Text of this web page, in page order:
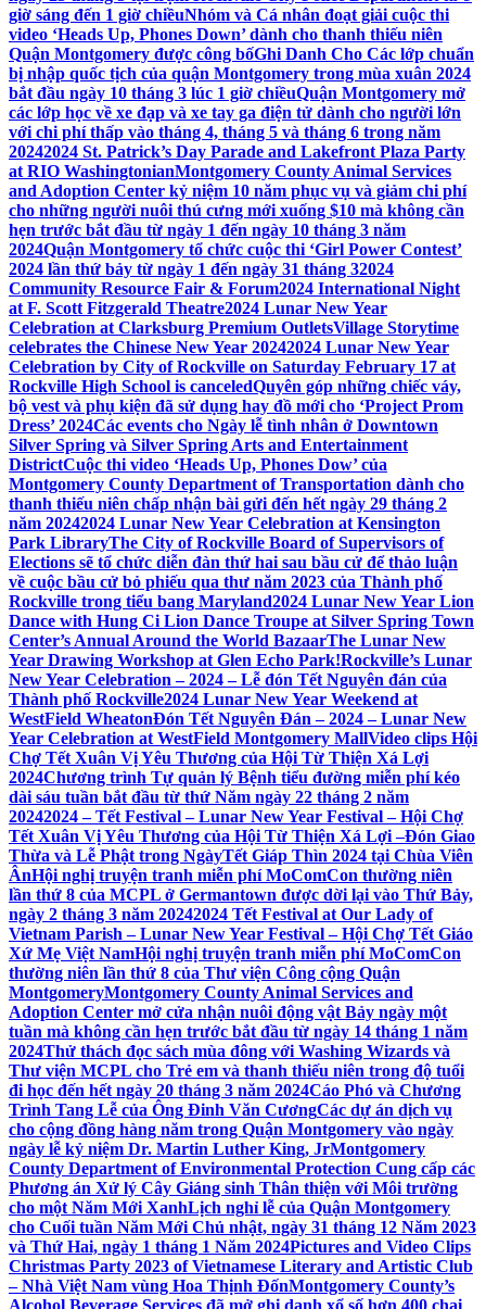
giờ sáng đến 1 giờ chiềuNhóm và Cá nhân đoạt giải cuộc thi
video ‘Heads Up, Phones Down’ dành cho thanh thiếu niên
Quận Montgomery được công bốGhi Danh Cho Các lớp chuẩn
bị nhập quốc tịch của quận Montgomery trong mùa xuân 2024
bắt đầu ngày 10 tháng 3 lúc 1 giờ chiềuQuận Montgomery mở
các lớp học về xe đạp và xe tay ga điện tử dành cho người lớn
với chi phí thấp vào tháng 4, tháng 5 và tháng 6 trong năm
20242024 St. Patrick’s Day Parade and Lakefront Plaza Party
at RIO WashingtonianMontgomery County Animal Services
and Adoption Center kỷ niệm 10 năm phục vụ và giảm chi phí
cho những người nuôi thú cưng mới xuống $10 mà không cần
hẹn trước bắt đầu từ ngày 1 đến ngày 10 tháng 3 năm
2024Quận Montgomery tổ chức cuộc thi ‘Girl Power Contest’
2024 lần thứ bảy từ ngày 1 đến ngày 31 tháng 32024
Community Resource Fair & Forum2024 International Night
at F. Scott Fitzgerald Theatre2024 Lunar New Year
Celebration at Clarksburg Premium OutletsVillage Storytime
celebrates the Chinese New Year 20242024 Lunar New Year
Celebration by City of Rockville on Saturday February 17 at
Rockville High School is canceledQuyên góp những chiếc váy,
bộ vest và phụ kiện đã sử dụng hay đồ mới cho ‘Project Prom
Dress’ 2024Các events cho Ngày lễ tình nhân ở Downtown
Silver Spring và Silver Spring Arts and Entertainment
DistrictCuộc thi video ‘Heads Up, Phones Dow’ của
Montgomery County Department of Transportation dành cho
thanh thiếu niên chấp nhận bài gửi đến hết ngày 29 tháng 2
năm 20242024 Lunar New Year Celebration at Kensington
Park LibraryThe City of Rockville Board of Supervisors of
Elections sẽ tổ chức diễn đàn thứ hai sau bầu cử để thảo luận
về cuộc bầu cử bỏ phiếu qua thư năm 2023 của Thành phố
Rockville trong tiểu bang Maryland2024 Lunar New Year Lion
Dance with Hung Ci Lion Dance Troupe at Silver Spring Town
Center’s Annual Around the World BazaarThe Lunar New
Year Drawing Workshop at Glen Echo Park!Rockville’s Lunar
New Year Celebration – 2024 – Lễ đón Tết Nguyên đán của
Thành phố Rockville2024 Lunar New Year Weekend at
WestField WheatonĐón Tết Nguyên Đán – 2024 – Lunar New
Year Celebration at WestField Montgomery MallVideo clips Hội
Chợ Tết Xuân Vị Yêu Thương của Hội Từ Thiện Xá Lợi
2024Chương trình Tự quản lý Bệnh tiểu đường miễn phí kéo
dài sáu tuần bắt đầu từ thứ Năm ngày 22 tháng 2 năm
20242024 – Tết Festival – Lunar New Year Festival – Hội Chợ
Tết Xuân Vị Yêu Thương của Hội Từ Thiện Xá Lợi –Đón Giao
Thừa và Lễ Phật trong NgàyTết Giáp Thìn 2024 tại Chùa Viên
ÂnHội nghị truyện tranh miễn phí MoComCon thường niên
lần thứ 8 của MCPL ở Germantown được dời lại vào Thứ Bảy,
ngày 2 tháng 3 năm 20242024 Tết Festival at Our Lady of
Vietnam Parish – Lunar New Year Festival – Hội Chợ Tết Giáo
Xứ Mẹ Việt NamHội nghị truyện tranh miễn phí MoComCon
thường niên lần thứ 8 của Thư viện Công cộng Quận
MontgomeryMontgomery County Animal Services and
Adoption Center mở cửa nhận nuôi động vật Bảy ngày một
tuần mà không cần hẹn trước bắt đầu từ ngày 14 tháng 1 năm
2024Thử thách đọc sách mùa đông với Washing Wizards và
Thư viện MCPL cho Trẻ em và thanh thiếu niên trong độ tuổi
đi học đến hết ngày 20 tháng 3 năm 2024Cáo Phó và Chương
Trình Tang Lễ của Ông Đinh Văn CươngCác dự án dịch vụ
cho cộng đồng hàng năm trong Quận Montgomery vào ngày
ngày lễ kỷ niệm Dr. Martin Luther King, JrMontgomery
County Department of Environmental Protection Cung cấp các
Phương án Xử lý Cây Giáng sinh Thân thiện với Môi trường
cho một Năm Mới XanhLịch nghỉ lễ của Quận Montgomery
cho Cuối tuần Năm Mới Chủ nhật, ngày 31 tháng 12 Năm 2023
và Thứ Hai, ngày 1 tháng 1 Năm 2024Pictures and Video Clips
Christmas Party 2023 of Vietnamese Literary and Artistic Club
– Nhà Việt Nam vùng Hoa Thịnh ĐốnMontgomery County’s
Alcohol Beverage Services đã mở ghi danh xổ số hơn 400 chai